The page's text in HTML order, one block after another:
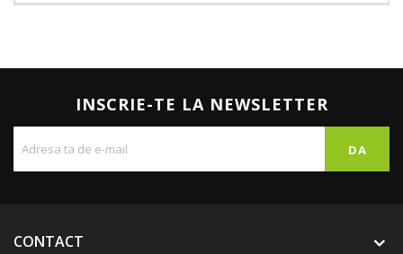
INSCRIE-TE LA NEWSLETTER
CONTACT